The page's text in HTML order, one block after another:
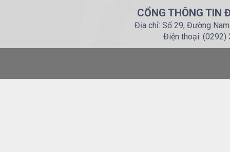
CỔNG THÔNG TIN
Địa chỉ: Số 29, Đường
Điện thoại: (0292)